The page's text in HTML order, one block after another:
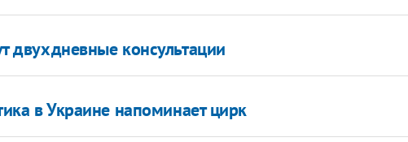
двухдневные консультации
в Украине напоминает цирк